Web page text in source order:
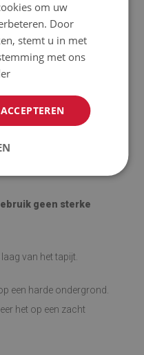
te maken, bestand tegen
door het
niet vatbaar is
geen sterke
van het tapijt.
een harde ondergrond.
het op een zacht
om uw
Door
stemt u in met
met ons